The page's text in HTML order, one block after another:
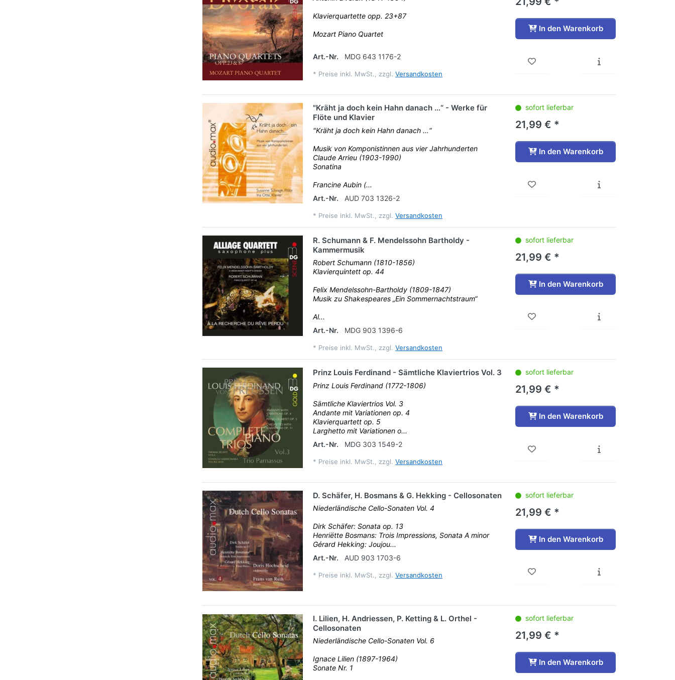
Klavierquartette opp. 23+87
Mozart Piano Quartet
Art.-Nr. MDG 643 1176-2
* Preise inkl. MwSt., zzgl. Versandkosten
In den Warenkorb
"Kräht ja doch kein Hahn danach …“ - Werke für
Flöte und Klavier
"Kräht ja doch kein Hahn danach …“
Musik von Komponistinnen aus vier Jahrhunderten
Claude Arrieu (1903-1990)
Sonatina
Francine Aubin (...
Art.-Nr.
AUD 703 1326-2
* Preise inkl. MwSt., zzgl. Versandkosten
sofort lieferbar
21,99 € *
In den Warenkorb
R. Schumann & F. Mendelssohn Bartholdy -
Kammermusik
Robert Schumann (1810-1856)
Klavierquintett op. 44
Felix Mendelssohn-Bartholdy (1809-1847)
Musik zu Shakespeares „Ein Sommernachtstraum“
Al...
Art.-Nr.
MDG 903 1396-6
* Preise inkl. MwSt., zzgl. Versandkosten
sofort lieferbar
21,99 € *
In den Warenkorb
Prinz Louis Ferdinand - Sämtliche Klaviertrios Vol. 3
Prinz Louis Ferdinand (1772-1806)
Sämtliche Klaviertrios Vol. 3
Andante mit Variationen op. 4
Klavierquartett op. 5
Larghetto mit Variationen o...
Art.-Nr.
MDG 303 1549-2
* Preise inkl. MwSt., zzgl. Versandkosten
sofort lieferbar
21,99 € *
In den Warenkorb
D. Schäfer, H. Bosmans & G. Hekking - Cellosonaten
Niederländische Cello-Sonaten Vol. 4
Dirk Schäfer: Sonata op. 13
Henriëtte Bosmans: Trois Impressions, Sonata A minor
Gérard Hekking: Joujou...
Art.-Nr.
AUD 903 1703-6
* Preise inkl. MwSt., zzgl. Versandkosten
sofort lieferbar
21,99 € *
In den Warenkorb
I. Lilien, H. Andriessen, P. Ketting & L. Orthel -
Cellosonaten
Niederländische Cello-Sonaten Vol. 6
Ignace Lilien (1897-1964)
Sonate Nr. 1
sofort lieferbar
21,99 € *
In den Warenkorb